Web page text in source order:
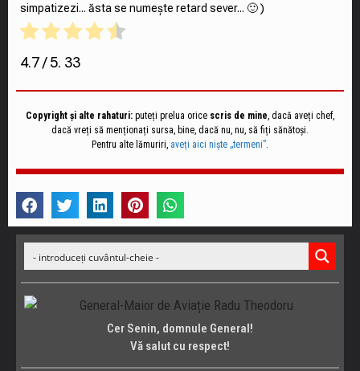
simpatizezi... ăsta se numește retard sever... 🙂 )
4.7/ 5. 33
Copyright și alte rahaturi: puteți prelua orice scris de mine , dacă aveți chef,
dacă vreți să menționați sursa, bine, dacă nu, nu, să fiți sănătoși.
Pentru alte lămuriri, aveți aici niște „termeni”
Cer Senin, domnule General!
Vă salut cu respect!